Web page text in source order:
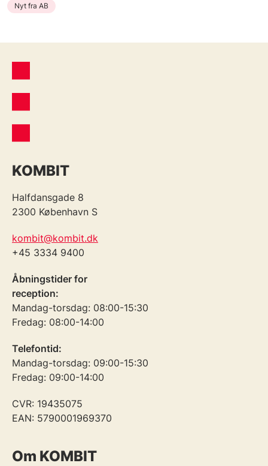
Nyt fra AB
KOMBIT
Halfdansgade 8
2300 København S
kombit@kombit.dk
+45 3334 9400
Åbningstider for
reception:
Mandag-torsdag: 08:00-15:30
Fredag: 08:00-14:00
Telefontid:
Mandag-torsdag: 09:00-15:30
Fredag: 09:00-14:00
CVR: 19435075
EAN: 5790001969370
Om KOMBIT